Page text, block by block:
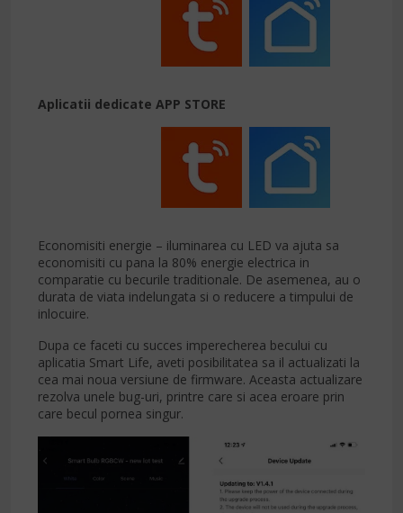
Aplicatii dedicate APP STORE
Economisiti energie – iluminarea cu LED va ajuta sa
economisiti cu pana la 80% energie electrica in
comparatie cu becurile traditionale. De asemenea, au o
durata de viata indelungata si o reducere a timpului de
inlocuire.
Dupa ce faceti cu succes imperecherea becului cu
aplicatia Smart Life, aveti posibilitatea sa il actualizati la
cea mai noua versiune de firmware. Aceasta actualizare
rezolva unele bug-uri, printre care si acea eroare prin
care becul pornea singur.